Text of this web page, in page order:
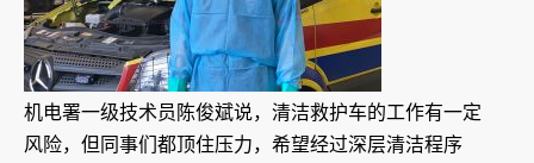
机电署一级技术员陈俊斌说，清洁救护车的工作有一定
风险，但同事们都顶住压力，希望经过深层清洁程序